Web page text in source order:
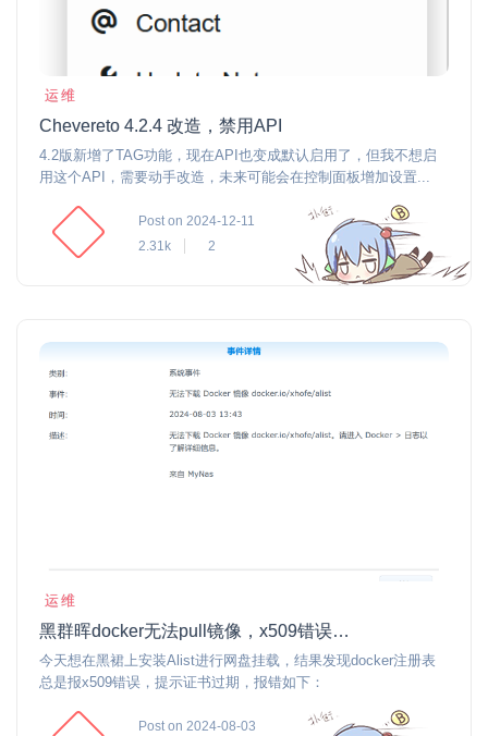
运维
Chevereto 4.2.4 改造，禁用API
4.2版新增了TAG功能，现在API也变成默认启用了，但我不想启
用这个API，需要动手改造，未来可能会在控制面板增加设置...
Post on 2024-12-11
2.31k
2
运维
黑群晖docker无法pull镜像，x509错误，证书过期解决方法
今天想在黑裙上安装Alist进行网盘挂载，结果发现docker注册表
总是报x509错误，提示证书过期，报错如下：
Post on 2024-08-03